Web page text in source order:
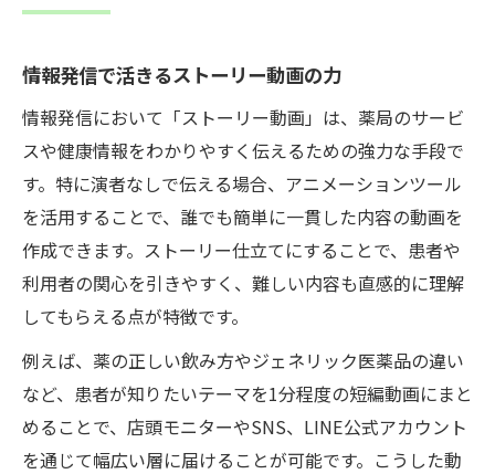
情報発信で活きるストーリー動画の力
情報発信において「ストーリー動画」は、薬局のサービ
スや健康情報をわかりやすく伝えるための強力な手段で
す。特に演者なしで伝える場合、アニメーションツール
を活用することで、誰でも簡単に一貫した内容の動画を
作成できます。ストーリー仕立てにすることで、患者や
利用者の関心を引きやすく、難しい内容も直感的に理解
してもらえる点が特徴です。
例えば、薬の正しい飲み方やジェネリック医薬品の違い
など、患者が知りたいテーマを1分程度の短編動画にまと
めることで、店頭モニターやSNS、LINE公式アカウント
を通じて幅広い層に届けることが可能です。こうした動